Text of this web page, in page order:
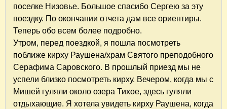
поселке Низовье. Большое спасибо Сергею за эту
поездку. По окончании отчета дам все ориентиры.
Теперь обо всем более подробно.
Утром, перед поездкой, я пошла посмотреть
поближе кирху Раушена/храм Святого преподобного
Серафима Саровского. В прошлый приезд мы не
успели близко посмотреть кирху. Вечером, когда мы с
Мишей гуляли около озера Тихое, здесь гуляли
отдыхающие. Я хотела увидеть кирху Раушена, когда